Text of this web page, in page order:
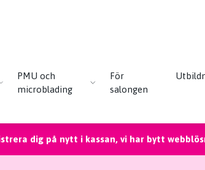
PMU och
microblading
För
salongen
dig på nytt i kassan, vi har bytt